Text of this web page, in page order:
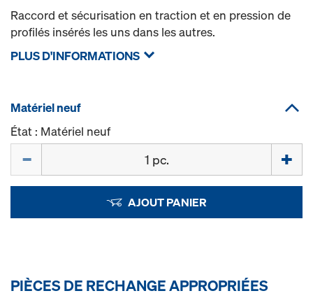
Raccord et sécurisation en traction et en pression de
profilés insérés les uns dans les autres.
PLUS D'INFORMATIONS
Matériel neuf
État : Matériel neuf
AJOUT PANIER
PIÈCES DE RECHANGE APPROPRIÉES